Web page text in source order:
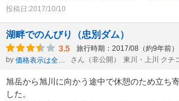
投稿日:2017/10/10
湖畔でのんびり（忠別ダム）
3.5 旅行時期：2017/08（約9年前）
by
価格表示は全て税込 さん（非公開） 東川・上川 クチ
旭岳から旭川に向かう途中で休憩のため立ち
した。